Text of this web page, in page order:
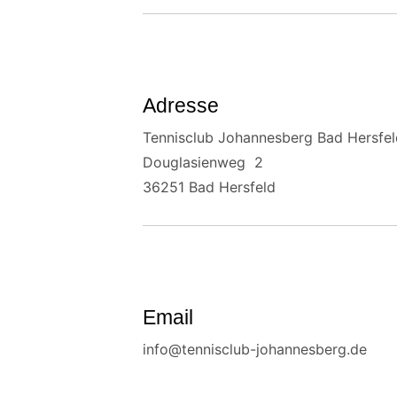
Adresse
Tennisclub Johannesberg Bad
Douglasienweg 2
36251 Bad Hersfeld
Email
info@tennisclub-johannesberg.de